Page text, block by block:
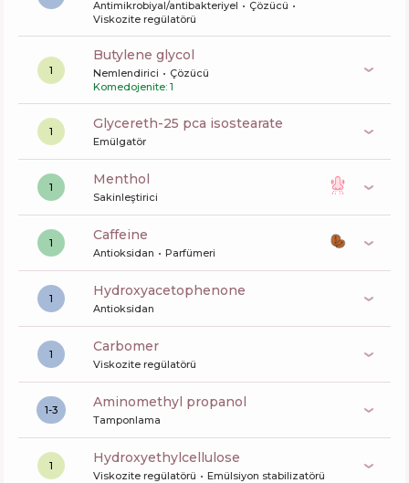
Antimikrobiyal/antibakteriyel
Çözücü
Viskozite regülatörü
1
butylene glycol
Nemlendirici
Çözücü
Komedojenite: 1
1 glycereth-25 pca isostearate
Emülgatör
1 menthol
Sakinleştirici
1 caffeine
Antioksidan Parfümeri
1 Hydroxyacetophenone
Antioksidan
1 carbomer
Viskozite regülatörü
1-3 aminomethyl propanol
Tamponlama
1 hydroxyethylcellulose
Viskozite regülatörü Emülsiyon stabilizatörü